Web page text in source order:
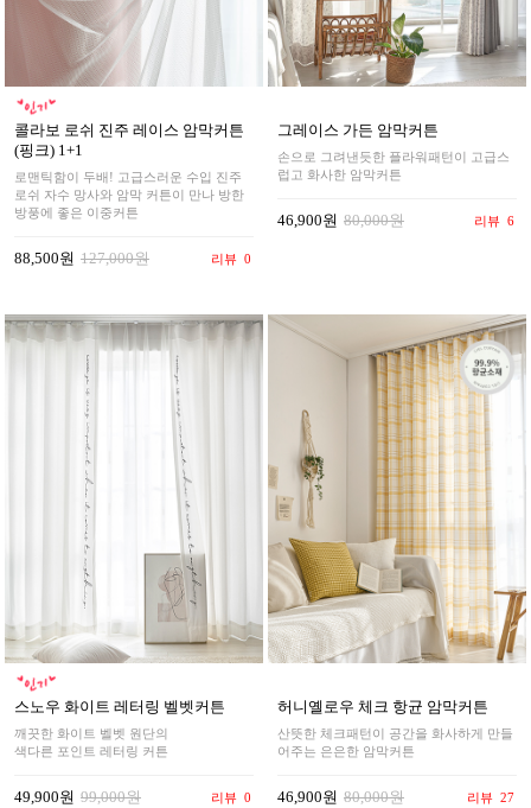
콜라보 로쉬 진주 레이스 암막커튼
(핑크) 1+1
로맨틱함이 두배! 고급스러운 수입 진주
로쉬 자수 망사와 암막 커튼이 만나 방한
방풍에 좋은 이중커튼
88,500원 127,000원 리뷰 0
그레이스 가든 암막커튼
손으로 그려낸듯한 플라워패턴이 고급스
럽고 화사한 암막커튼
46,900원 80,000원 리뷰 6
스노우 화이트 레터링 벨벳커튼
깨끗한 화이트 벨벳 원단의
색다른 포인트 레터링 커튼
49,900원 99,000원 리뷰 0
허니옐로우 체크 항균 암막커튼
산뜻한 체크패턴이 공간을 화사하게 만들
어주는 은은한 암막커튼
46,900원 80,000원 리뷰 27